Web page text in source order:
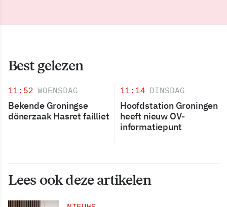
Best gelezen
11:52 WOENSDAG
Bekende Groningse
dönerzaak Hasret failliet
11:14 DINSDAG
Hoofdstation Groningen
heeft nieuw OV-
informatiepunt
Lees ook deze artikelen